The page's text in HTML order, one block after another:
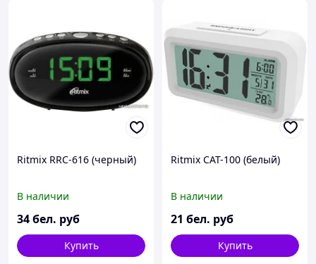
Ritmix RRC-616 (черный)
В наличии
34бел. руб
Купить
Ritmix CAT-100 (белый)
В наличии
21 бел. руб
Купить